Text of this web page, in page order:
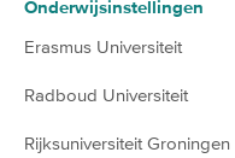
Onderwijsinstellingen
Erasmus Universiteit
Radboud Universiteit
Rijksuniversiteit Groningen